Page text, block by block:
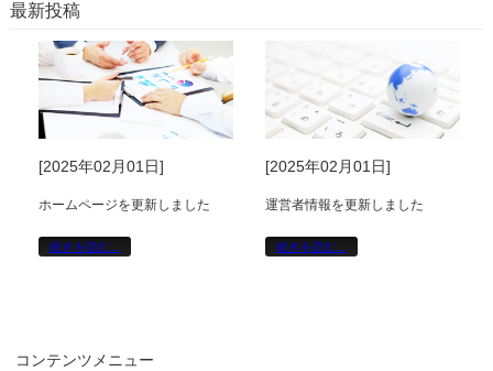
最新投稿
[2025年02月01日]
ホームページを更新しました
続きを読む...
[2025年02月01日]
運営者情報を更新しました
続きを読む...
コンテンツメニュー